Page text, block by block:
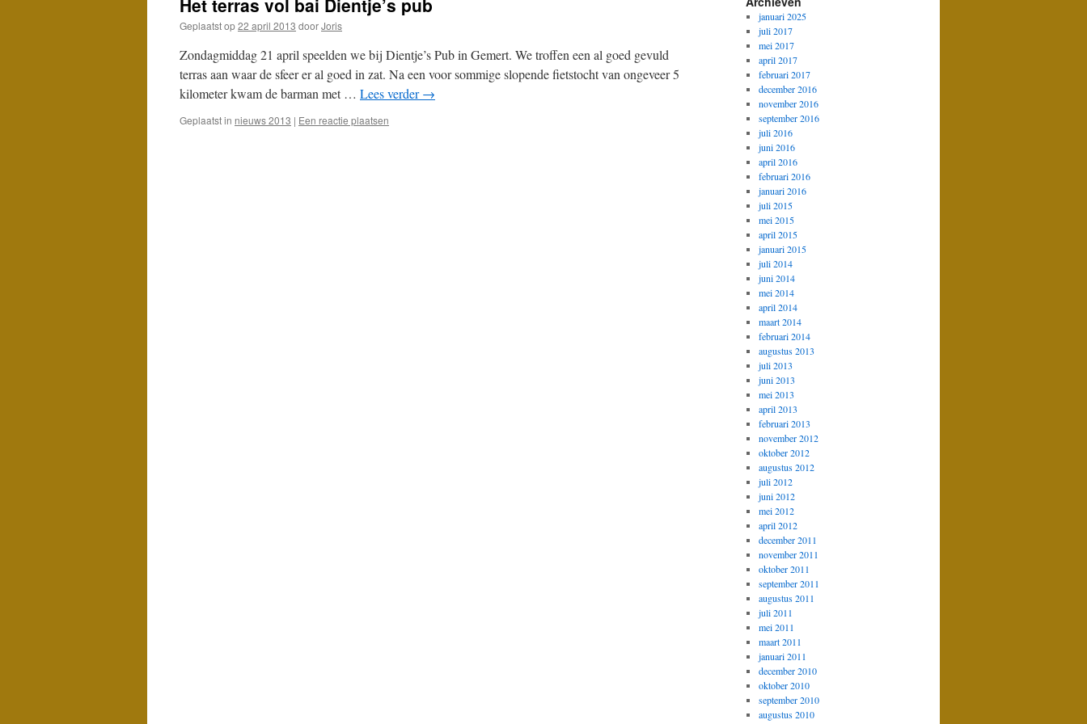
Het terras vol bai Dientje’s pub
Geplaatst op22 april 2013 doorJoris
Zondagmiddag 21 april speelden we bij Dientje’s Pub in Gemert. We troffen een al goed gevuld
terras aan waar de sfeer er al goed in zat. Na een voor sommige slopende fietstocht van ongeveer 5
kilometer kwam de barman met … Lees verder→
Geplaatst in nieuws 2013 | Een reactie plaatsen
januari 2025
juli 2017
mei 2017
april 2017
februari 2017
december 2016
november 2016
september 2016
juli 2016
juni 2016
april 2016
februari 2016
januari 2016
juli 2015
mei 2015
april 2015
januari 2015
juli 2014
juni 2014
mei 2014
april 2014
maart 2014
februari 2014
augustus 2013
juli 2013
juni 2013
mei 2013
april 2013
februari 2013
november 2012
oktober 2012
augustus 2012
juli 2012
juni 2012
mei 2012
april 2012
december 2011
november 2011
oktober 2011
september 2011
augustus 2011
juli 2011
mei 2011
maart 2011
januari 2011
december 2010
oktober 2010
september 2010
augustus 2010